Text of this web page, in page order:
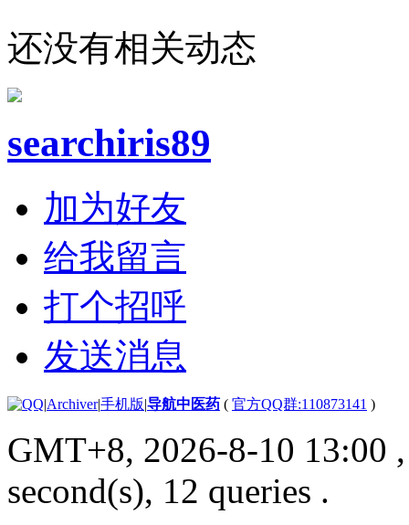
还没有相关动态
searchiris89
加为好友
给我留言
打个招呼
发送消息
|Archiver|手机版|导航中医药 ( 官方QQ群:110873141 )
GMT+8, 2026-8-10 13:00
second(s), 12 queries .